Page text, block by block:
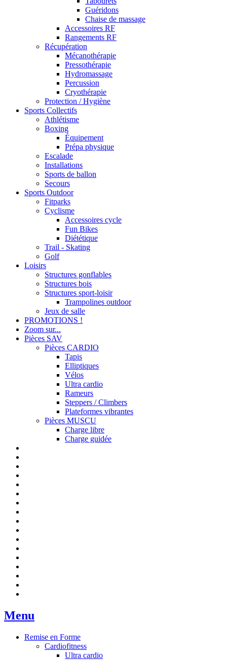
Guéridons
Chaise de massage
Accessoires RF
Rangements RF
Récupération
Mécanothérapie
Pressothérapie
Hydromassage
Percussion
Cryothérapie
Protection / Hygiène
Sports Collectifs
Athlétisme
Boxing
Équipement
Prépa physique
Escalade
Installations
Sports de ballon
Secours
Sports Outdoor
Fitparks
Cyclisme
Accessoires cycle
Fun Bikes
Diététique
Trail - Skating
Golf
Loisirs
Structures gonflables
Structures bois
Structures sport-loisir
Trampolines outdoor
Jeux de salle
PROMOTIONS !
Zoom sur...
Pièces SAV
Pièces CARDIO
Tapis
Elliptiques
Vélos
Ultra cardio
Rameurs
Steppers / Climbers
Plateformes vibrantes
Pièces MUSCU
Charge libre
Charge guidée
Menu
Remise en Forme
Cardiofitness
Ultra cardio